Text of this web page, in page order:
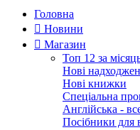
Головна
Новини
Магазин
Топ 12 за
Нові
Нові книжки
Спеціальна
Англійська -
Посібники для